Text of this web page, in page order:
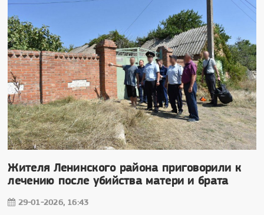
Жителя Ленинского района приговорили к
лечению после убийства матери и брата
29-01-2026, 16:43